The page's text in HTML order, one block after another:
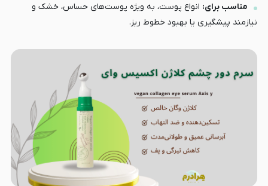
مناسب برای: انواع پوست، به ویژه پوست‌های حساس، خشک و
نیازمند پیشگیری یا بهبود خطوط ریز.